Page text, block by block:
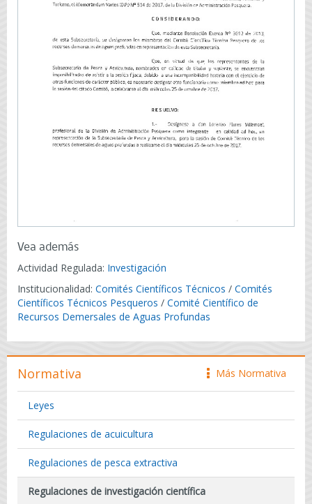
Vea además
Actividad Regulada: Investigación
Institucionalidad: Comités Científicos Técnicos / Comités
Científicos Técnicos Pesqueros / Comité Científico de
Recursos Demersales de Aguas Profundas
icono
Más Normativa
Normativa
Leyes
Regulaciones de acuicultura
Regulaciones de pesca extractiva
Regulaciones de investigación científica